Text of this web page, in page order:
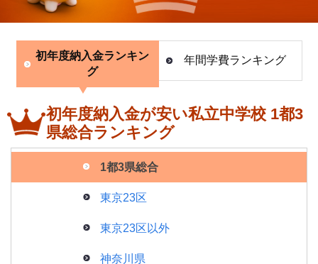
最近見た学校
学校閲覧履歴はありません
初年度納入金ランキン
グ
年間学費ランキング
初年度納入金が安い私立中学校 1都3
県総合ランキング
1都3県総合
東京23区
東京23区以外
神奈川県